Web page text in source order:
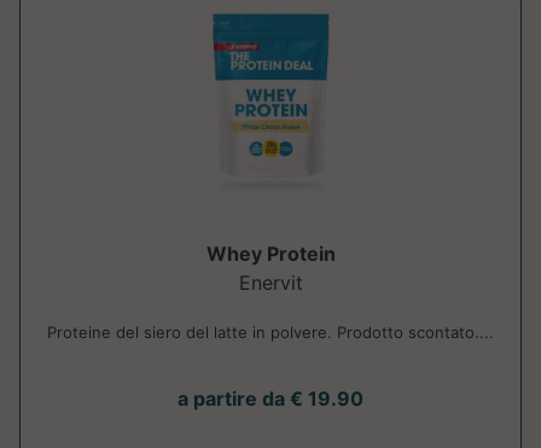
Whey Protein
Enervit
Proteine del siero del latte in polvere. Prodotto scontato....
a partire da € 19.90